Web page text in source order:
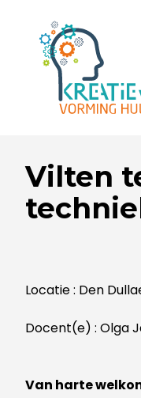
Vilten
Locatie : Den
Docent(e) : Olga
Van harte